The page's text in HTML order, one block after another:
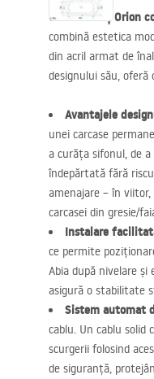
Cada de colț Orion
combină estetica
din acril armat de
designului său, oferă
Avantajele
unei carcase
a curăța sifonul, de
îndepărtată fără
amenajare – în
carcasei din gresie/
Instalare
ce permite
Abia după nivelare
asigură o stabilitate
Sistem automat
cablu. Un cablu solid
scurgerii folosind
de siguranță,